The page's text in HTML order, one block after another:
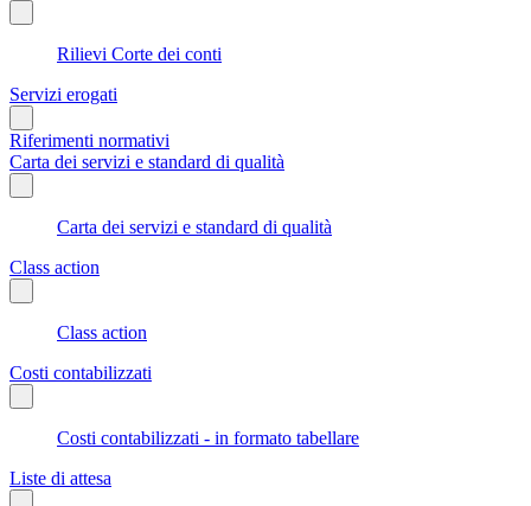
Rilievi Corte dei conti
Servizi erogati
Riferimenti normativi
Carta dei servizi e standard di qualità
Carta dei servizi e standard di qualità
Class action
Class action
Costi contabilizzati
Costi contabilizzati - in formato tabellare
Liste di attesa